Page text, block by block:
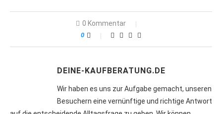
0 Kommentar
0
DEINE-KAUFBERATUNG.DE
Wir haben es uns zur Aufgabe gemacht, unseren
Besuchern eine vernünftige und richtige Antwort